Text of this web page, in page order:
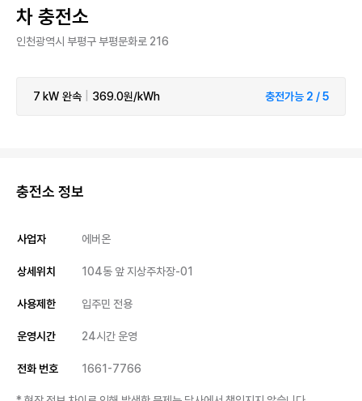
차 충전소
인천광역시 부평구 부평문화로 216
7 kW 완속 369.0원/kWh 충전가능 2 / 5
충전소 정보
사업자 에버온
상세위치 104동 앞 지상주차장-01
사용제한 입주민 전용
운영시간 24시간 운영
전화 번호 1661-7766